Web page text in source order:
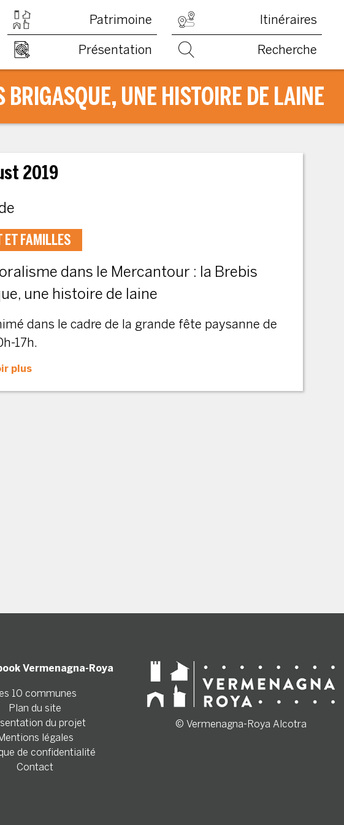
Patrimoine Itinéraires
Présentation Recherche
UNE HISTOIRE DE LAINE
2019
ET FAMILLES
dans le Mercantour : la Brebis
une histoire de laine
dans le cadre de la grande fête paysanne de
17h.
plus
Vermenagna-Roya
10 communes
Plan du site
du projet
légales
de confidentialité
Contact
© Vermenagna-Roya Alcotra